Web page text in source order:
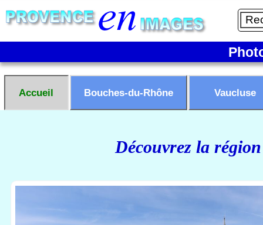
Accueil Bouches-du-Rhône Vaucluse
Découvrez la